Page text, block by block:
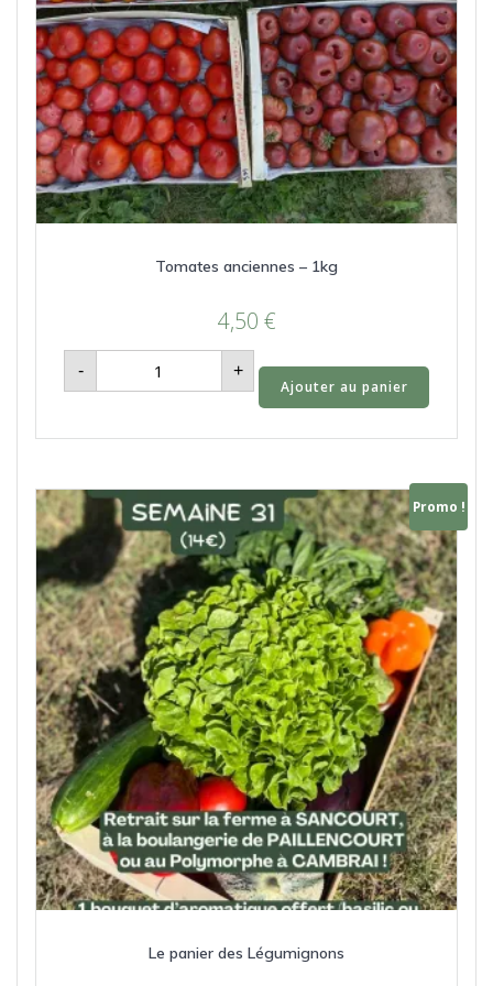
Tomates anciennes – 1kg
4,50 €
-
quantité
de
Tomates
1kg
+
Ajouter au panier
Promo !
Le panier des Légumignons